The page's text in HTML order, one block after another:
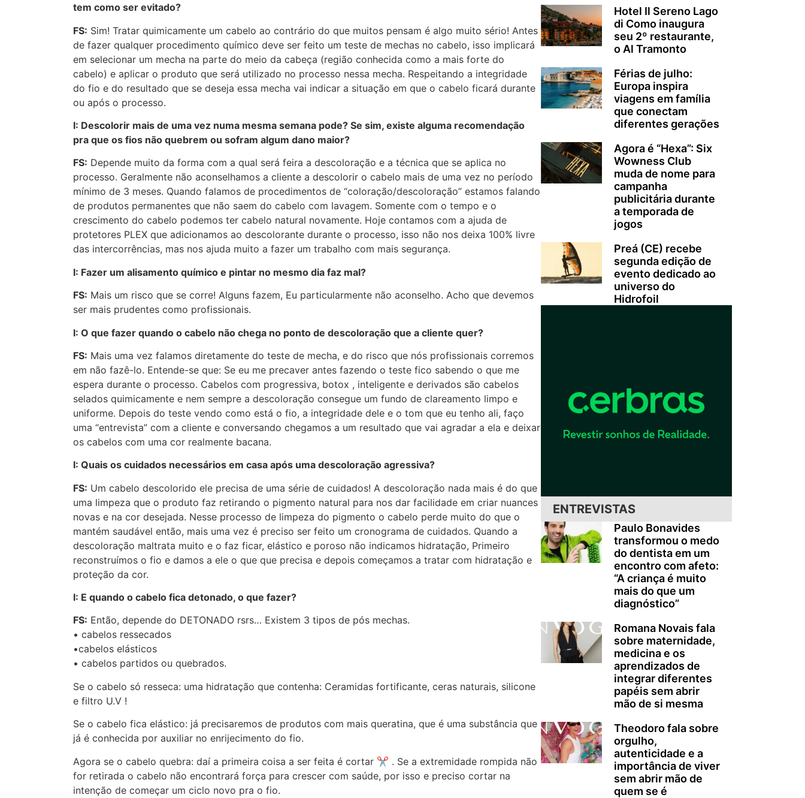
tem como ser evitado?
FS: Sim! Tratar quimicamente um cabelo ao contrário do que muitos pensam é algo muito sério! Antes
de fazer qualquer procedimento químico deve ser feito um teste de mechas no cabelo, isso implicará
em selecionar um mecha na parte do meio da cabeça (região conhecida como a mais forte do
cabelo) e aplicar o produto que será utilizado no processo nessa mecha. Respeitando a integridade
do fio e do resultado que se deseja essa mecha vai indicar a situação em que o cabelo ficará durante
ou após o processo.
I: Descolorir mais de uma vez numa mesma semana pode? Se sim, existe alguma recomendação
pra que os fios não quebrem ou sofram algum dano maior?
FS: Depende muito da forma com a qual será feira a descoloração e a técnica que se aplica no
processo. Geralmente não aconselhamos a cliente a descolorir o cabelo mais de uma vez no período
mínimo de 3 meses. Quando falamos de procedimentos de “coloração/descoloração” estamos falando
de produtos permanentes que não saem do cabelo com lavagem. Somente com o tempo e o
crescimento do cabelo podemos ter cabelo natural novamente. Hoje contamos com a ajuda de
protetores PLEX que adicionamos ao descolorante durante o processo, isso não nos deixa 100% livre
das intercorrências, mas nos ajuda muito a fazer um trabalho com mais segurança.
I: Fazer um alisamento químico e pintar no mesmo dia faz mal?
FS: Mais um risco que se corre! Alguns fazem, Eu particularmente não aconselho. Acho que devemos
ser mais prudentes como profissionais.
I: O que fazer quando o cabelo não chega no ponto de descoloração que a cliente quer?
FS: Mais uma vez falamos diretamente do teste de mecha, e do risco que nós profissionais corremos
em não fazê-lo. Entende-se que: Se eu me precaver antes fazendo o teste fico sabendo o que me
espera durante o processo. Cabelos com progressiva, botox , inteligente e derivados são cabelos
selados quimicamente e nem sempre a descoloração consegue um fundo de clareamento limpo e
uniforme. Depois do teste vendo como está o fio, a integridade dele e o tom que eu tenho ali, faço
uma “entrevista” com a cliente e conversando chegamos a um resultado que vai agradar a ela e deixar
os cabelos com uma cor realmente bacana.
I: Quais os cuidados necessários em casa após uma descoloração agressiva?
FS: Um cabelo descolorido ele precisa de uma série de cuidados! A descoloração nada mais é do que
uma limpeza que o produto faz retirando o pigmento natural para nos dar facilidade em criar nuances
novas e na cor desejada. Nesse processo de limpeza do pigmento o cabelo perde muito do que o
mantém saudável então, mais uma vez é preciso ser feito um cronograma de cuidados. Quando a
descoloração maltrata muito e o faz ficar, elástico e poroso não indicamos hidratação, Primeiro
reconstruímos o fio e damos a ele o que que precisa e depois começamos a tratar com hidratação e
proteção da cor.
I: E quando o cabelo fica detonado, o que fazer?
FS: Então, depende do DETONADO rsrs… Existem 3 tipos de pós mechas.
• cabelos ressecados
•cabelos elásticos
• cabelos partidos ou quebrados.
Se o cabelo só resseca: uma hidratação que contenha: Ceramidas fortificante, ceras naturais, silicone
e filtro U.V !
Se o cabelo fica elástico: já precisaremos de produtos com mais queratina, que é uma substância que
já é conhecida por auxiliar no enrijecimento do fio.
Agora se o cabelo quebra: daí a primeira coisa a ser feita é cortar ✂ . Se a extremidade rompida não
for retirada o cabelo não encontrará força para crescer com saúde, por isso e preciso cortar na
intenção de começar um ciclo novo pra o fio.
Hotel Il Sereno Lago
di Como inaugura
seu 2º restaurante,
o Al Tramonto
Férias de julho:
Europa inspira
viagens em família
que conectam
diferentes gerações
Agora é “Hexa”: Six
Wowness Club
muda de nome para
campanha
publicitária durante
a temporada de
jogos
Preá (CE) recebe
segunda edição de
evento dedicado ao
universo do
Hidrofoil
ENTREVISTAS
Paulo Bonavides
transformou o medo
do dentista em um
encontro com afeto:
“A criança é muito
mais do que um
diagnóstico”
Romana Novais fala
sobre maternidade,
medicina e os
aprendizados de
integrar diferentes
papéis sem abrir
mão de si mesma
Theodoro fala sobre
orgulho,
autenticidade e a
importância de viver
sem abrir mão de
quem se é